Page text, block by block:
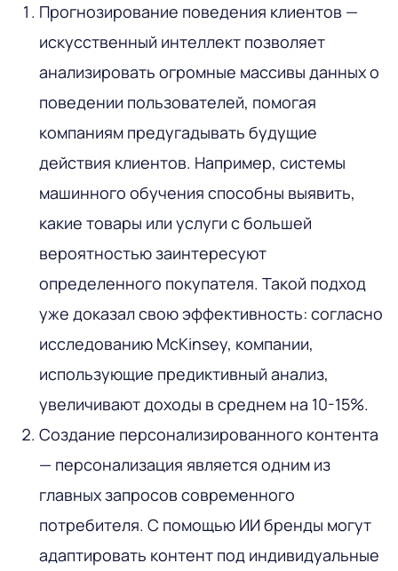
Прогнозирование поведения клиентов —
искусственный интеллект позволяет
анализировать огромные массивы данных о
поведении пользователей, помогая
компаниям предугадывать будущие
действия клиентов. Например, системы
машинного обучения способны выявить,
какие товары или услуги с большей
вероятностью заинтересуют
определенного покупателя. Такой подход
уже доказал свою эффективность: согласно
исследованию McKinsey, компании,
использующие предиктивный анализ,
увеличивают доходы в среднем на 10-15%.
Создание персонализированного контента
— персонализация является одним из
главных запросов современного
потребителя. С помощью ИИ бренды могут
адаптировать контент под индивидуальные